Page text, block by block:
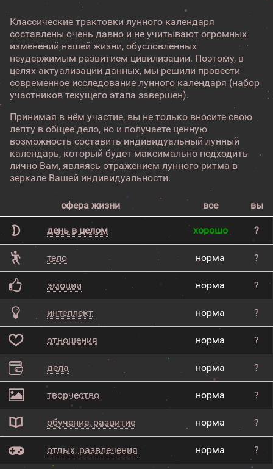
Классические трактовки лунного календаря
составлены очень давно и не учитывают огромных
изменений нашей жизни, обусловленных
неудержимым развитием цивилизации. Поэтому, в
целях актуализации данных, мы решили провести
современное исследование лунного календаря (набор
участников текущего этапа завершен).
Принимая в нём участие, вы не только вносите свою
лепту в общее дело, но и получаете ценную
возможность составить индивидуальный лунный
календарь, который будет максимально подходить
лично Вам, являясь отражением лунного ритма в
зеркале Вашей индивидуальности.
сфера жизни все вы
день в целом хорошо ?
тело норма ?
эмоции норма ?
интеллект норма ?
отношения норма ?
дела норма ?
творчество норма ?
обучение, развитие норма ?
отдых, развлечения норма ?